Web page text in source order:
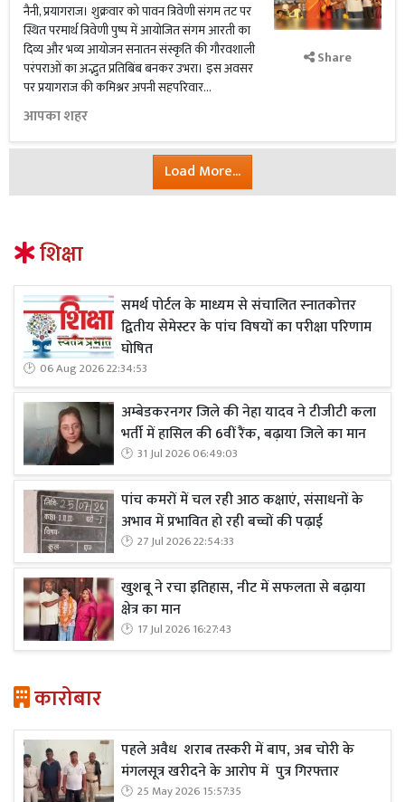
नैनी, प्रयागराज। शुक्रवार को पावन त्रिवेणी संगम तट पर
स्थित परमार्थ त्रिवेणी पुष्प में आयोजित संगम आरती का
दिव्य और भव्य आयोजन सनातन संस्कृति की गौरवशाली
परंपराओं का अद्भुत प्रतिबिंब बनकर उभरा। इस अवसर
पर प्रयागराज की कमिश्नर अपनी सहपरिवार...
आपका शहर
Share
Load More...
शिक्षा
समर्थ पोर्टल के माध्यम से संचालित स्नातकोत्तर
द्वितीय सेमेस्टर के पांच विषयों का परीक्षा परिणाम
घोषित
06 Aug 2026 22:34:53
अम्बेडकरनगर जिले की नेहा यादव ने टीजीटी कला
भर्ती में हासिल की 6वीं रैंक, बढ़ाया जिले का मान
31 Jul 2026 06:49:03
पांच कमरों में चल रही आठ कक्षाएं, संसाधनों के
अभाव में प्रभावित हो रही बच्चों की पढ़ाई
27 Jul 2026 22:54:33
खुशबू ने रचा इतिहास, नीट में सफलता से बढ़ाया
क्षेत्र का मान
17 Jul 2026 16:27:43
कारोबार
पहले अवैध शराब तस्करी में बाप, अब चोरी के
मंगलसूत्र खरीदने के आरोप में पुत्र गिरफ्तार
25 May 2026 15:57:35